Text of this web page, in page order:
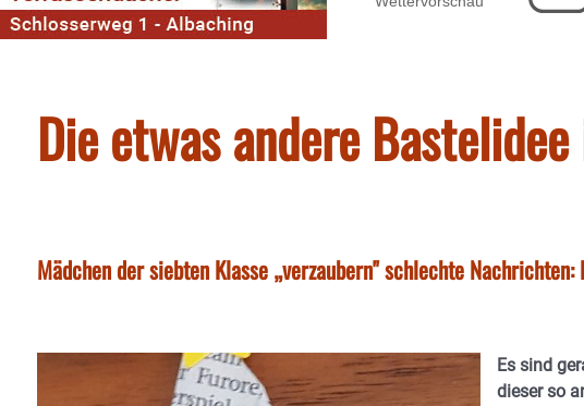
Die etwas andere
Mädchen der siebten Klasse „verzaubern" schlechte
Es sind
dieser so